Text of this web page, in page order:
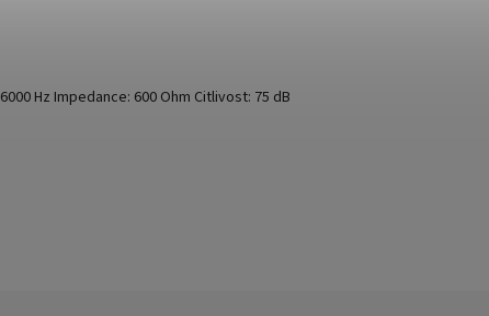
Hz Impedance: 600 Ohm Citlivost: 75 dB